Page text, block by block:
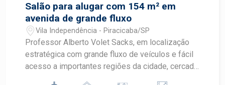
Salão para alugar com 154 m² em
avenida de grande fluxo
Vila Independência - Piracicaba/SP
Professor Alberto Volet Sacks, em localização
estratégica com grande fluxo de veículos e fácil
acesso a importantes regiões da cidade, cercada